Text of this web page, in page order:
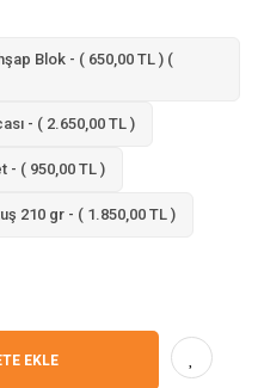
Blok - ( 650,00 TL ) (
- ( 2.650,00 TL )
- ( 950,00 TL )
210 gr - ( 1.850,00 TL )
EKLE